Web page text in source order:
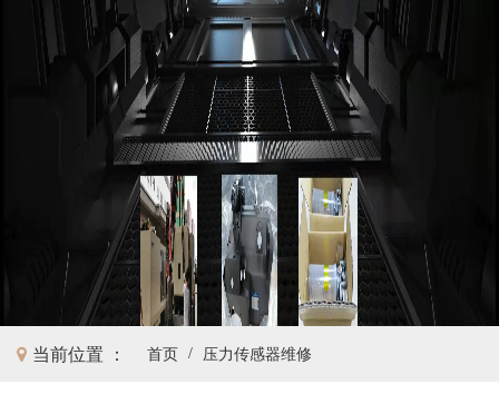
当前位置 ： 首页 / 压力传感器维修